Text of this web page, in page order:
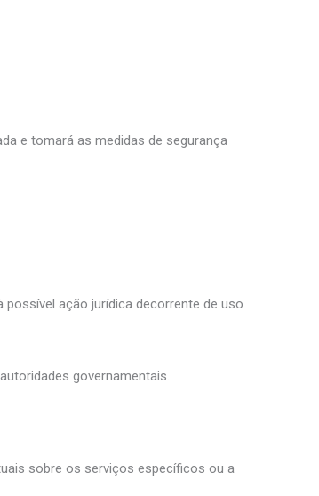
e tomará as medidas de segurança
ação jurídica decorrente de uso
governamentais.
sobre os serviços específicos ou a